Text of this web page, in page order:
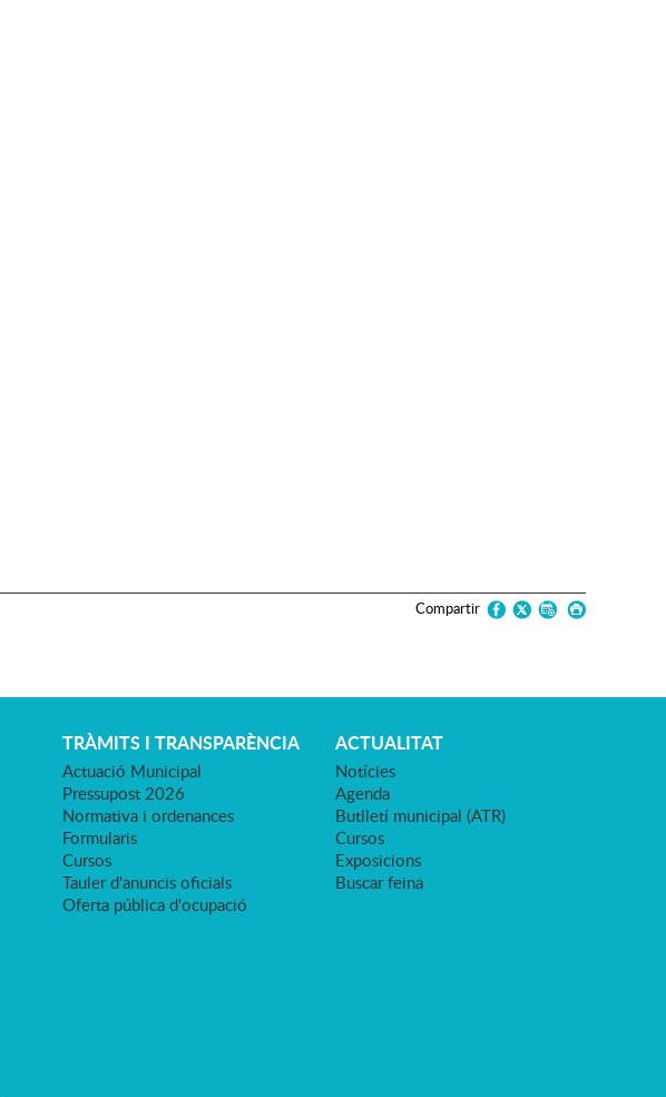
Compartir
TRÀMITS I TRANSPARÈNCIA
Actuació Municipal
Pressupost 2026
Normativa i ordenances
Formularis
Cursos
Tauler d'anuncis oficials
Oferta pública d'ocupació
ACTUALITAT
Notícies
Agenda
Butlletí municipal (ATR)
Cursos
Exposicions
Buscar feina